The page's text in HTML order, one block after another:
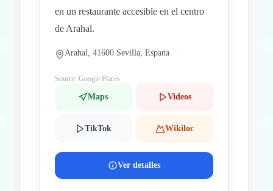
en un restaurante accesible en el centro
de Arahal.
Arahal, 41600 Sevilla, Espana
Source: Google Places
Maps Videos
TikTok Wikiloc
Ver detalles